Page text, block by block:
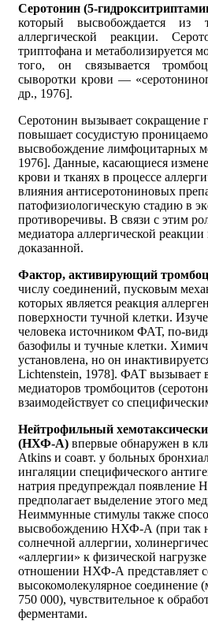
Серотонин (5-
который высвобождается из
аллергической реакции.
триптофана и метаболизируется
того, он связывается
сыворотки крови —
др., 1976].
Серотонин вызывает сокращение
повышает сосудистую
высвобождение лимфоцитарных
1976]. Данные, касающиеся
крови и тканях в процессе
влияния антисеротониновых
патофизиологическую стадию в
противоречивы. В связи с этим
медиатора аллергической реакции
доказанной.
Фактор, активирующий
числу соединений, пусковым
которых является реакция
поверхности тучной клетки.
человека источником ФАТ, по-
базофилы и тучные клетки.
установлена, но он
Lichtenstein, 1978]. ФАТ вызывает
медиаторов тромбоцитов
взаимодействует со
Нейтрофильный
(НХФ-А) впервые обнаружен в
Atkins и соавт. у больных
ингаляции специфического
натрия предупреждал появление
предполагает выделение этого
Неиммунные стимулы также
высвобождению НХФ-А (при так
солнечной аллергии,
«аллергии» к физической
отношении НХФ-А представляет
высокомолекулярное соединение
750 000), чувствительное к
ферментами.